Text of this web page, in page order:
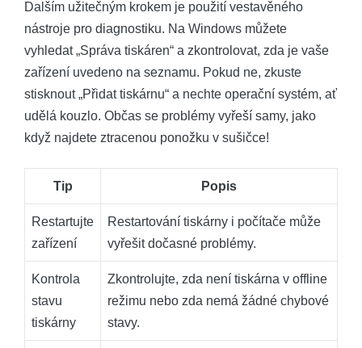
Dalším užitečným krokem je použití vestavěného
nástroje pro diagnostiku. Na Windows můžete
vyhledat „Správa tiskáren“ a zkontrolovat, zda je vaše
zařízení uvedeno na seznamu. Pokud ne, zkuste
stisknout „Přidat tiskárnu“ a nechte operační systém, ať
udělá kouzlo. Občas se problémy vyřeší samy, jako
když najdete ztracenou ponožku v sušičce!
Tip Popis
Restartujte
zařízení
Restartování tiskárny i počítače může
vyřešit dočasné problémy.
Kontrola
stavu
tiskárny
Zkontrolujte, zda není tiskárna v offline
režimu nebo zda nemá žádné chybové
stavy.